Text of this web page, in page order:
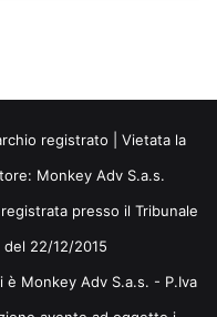
registrato | Vietata la
Monkey Adv S.a.s.
presso il Tribunale
22/12/2015
Monkey Adv S.a.s. - P.Iva